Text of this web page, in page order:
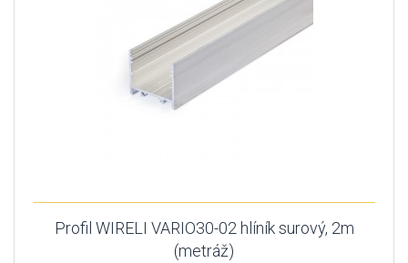
Profil WIRELI VARIO30-02 hlíník surový, 2m
(metráž)